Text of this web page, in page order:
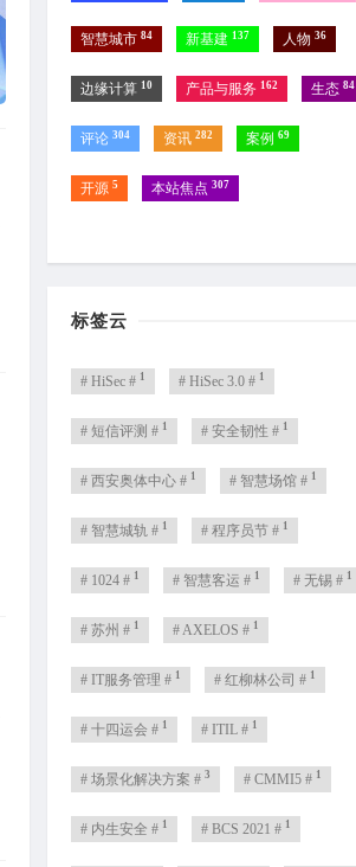
智慧城市 84 新基建 137 人物 36
边缘计算 10 产品与服务 162 生态 84
评论 304 资讯 282 案例 69
开源 5 本站焦点 307
标签云
# HiSec # 1 # HiSec 3.0 # 1
# 短信评测 # 1 # 安全韧性 # 1
# 西安奥体中心 # 1 # 智慧场馆 # 1
# 智慧城轨 # 1 # 程序员节 # 1
# 1024 # 1 # 智慧客运 # 1 # 无锡 # 1
# 苏州 # 1 # AXELOS # 1
# IT服务管理 # 1 # 红柳林公司 # 1
# 十四运会 # 1 # ITIL # 1
# 场景化解决方案 # 3 # CMMI5 # 1
# 内生安全 # 1 # BCS 2021 # 1